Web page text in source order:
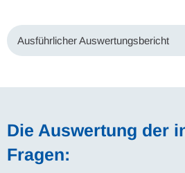
Ausführlicher Auswertungsbericht
Die Auswertung der
Fragen: